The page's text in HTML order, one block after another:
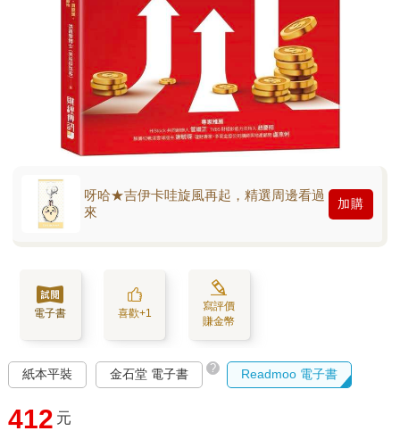
呀哈★吉伊卡哇旋風再起，精選周邊看過
來
加購
電子書 喜歡+1
寫評價
賺金幣
紙本平裝 金石堂 電子書 ? Readmoo 電子書
412 元